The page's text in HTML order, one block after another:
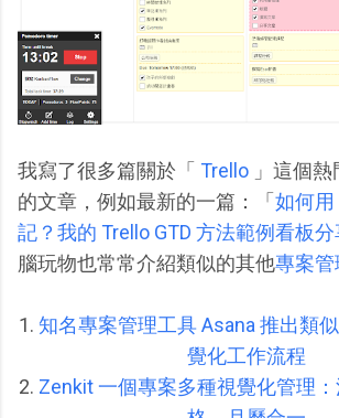
我寫了很多篇關於「 Trello 」這個
的文章，例如最新的一篇：「 如何用
記？我的 Trello GTD 方法範例看板
腦玩物也常常介紹類似的其他專案
1. 知名專案管理工具 Asana 推出類
覺化工作流程
2. Zenkit 一個專案多種視覺化管理